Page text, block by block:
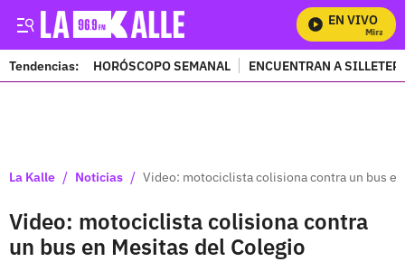
EN VIVO
Mira
Tendencias: HORÓSCOPO SEMANAL ENCUENTRAN A
La Kalle / Noticias / Video: motociclista colisiona contra un bus
Video: motociclista colisiona contra
un bus en Mesitas del Colegio